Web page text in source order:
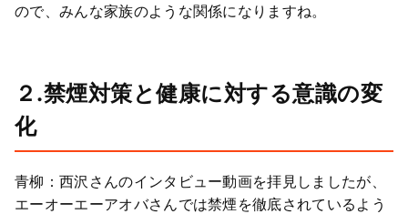
ので、みんな家族のような関係になりますね。
２.禁煙対策と健康に対する意識の変
化
青柳：西沢さんのインタビュー動画を拝見しましたが、
エーオーエーアオバさんでは禁煙を徹底されているよう